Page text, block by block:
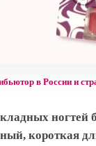
в России и
ногтей
короткая